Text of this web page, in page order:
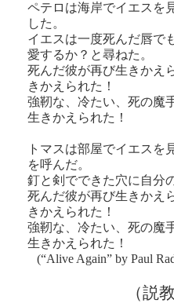
ペテロは海岸でイエスを
した。
イエスは一度死んだ唇で
愛するか？と尋ねた。
死んだ彼が再び生きかえ
きかえられた！
強靭な、冷たい、死の魔
生きかえられた！
トマスは部屋でイエスを
を呼んだ。
釘と剣でできた穴に自分
死んだ彼が再び生きかえ
きかえられた！
強靭な、冷たい、死の魔
生きかえられた！
(“Alive Again” by Paul
（説